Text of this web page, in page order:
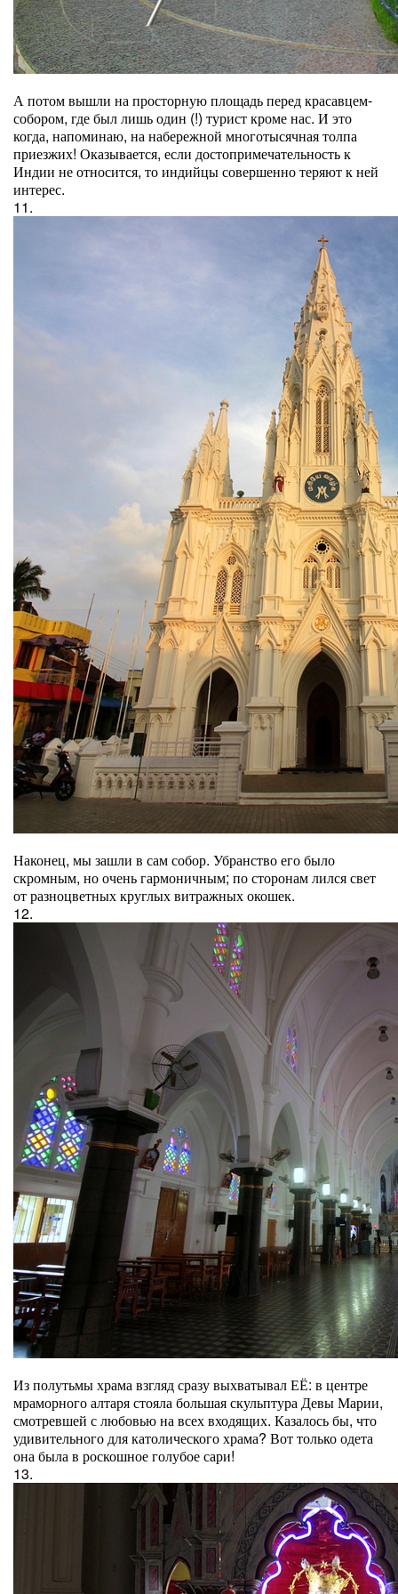
А потом вышли на просторную площадь перед красавцем-
собором, где был лишь один (!) турист кроме нас. И это
когда, напоминаю, на набережной многотысячная толпа
приезжих! Оказывается, если достопримечательность к
Индии не относится, то индийцы совершенно теряют к ней
интерес.
11.
Наконец, мы зашли в сам собор. Убранство его было
скромным, но очень гармоничным; по сторонам лился свет
от разноцветных круглых витражных окошек.
12.
Из полутьмы храма взгляд сразу выхватывал ЕЁ: в центре
мраморного алтаря стояла большая скульптура Девы Марии,
смотревшей с любовью на всех входящих. Казалось бы, что
удивительного для католического храма? Вот только одета
она была в роскошное голубое сари!
13.